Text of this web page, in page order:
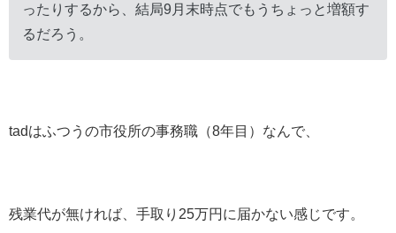
ったりするから、結局9月末時点でもうちょっと増額す
るだろう。
tadはふつうの市役所の事務職（8年目）なんで、
残業代が無ければ、手取り25万円に届かない感じです。